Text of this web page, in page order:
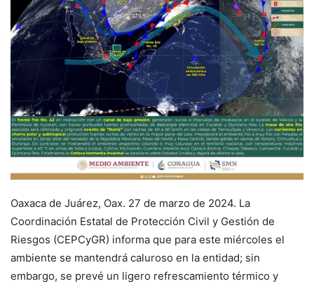
Oaxaca de Juárez, Oax. 27 de marzo de 2024. La
Coordinación Estatal de Protección Civil y Gestión de
Riesgos (CEPCyGR) informa que para este miércoles el
ambiente se mantendrá caluroso en la entidad; sin
embargo, se prevé un ligero refrescamiento térmico y